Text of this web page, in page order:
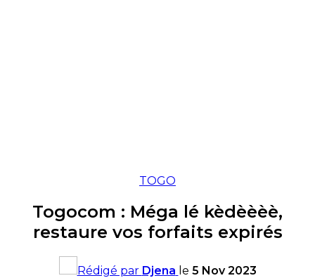
TOGO
Togocom : Méga lé kèdèèèè,
restaure vos forfaits expirés
Rédigé par Djena le 5 Nov 2023